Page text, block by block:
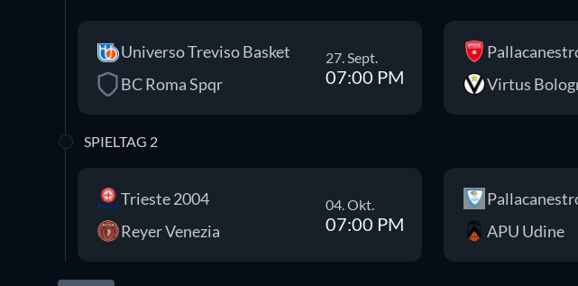
Universo Treviso Basket
BC Roma Spqr
27. Sept.
07:00 PM
Virtus
SPIELTAG 2
Trieste 2004
Reyer Venezia
04. Okt.
07:00 PM
APU Udine